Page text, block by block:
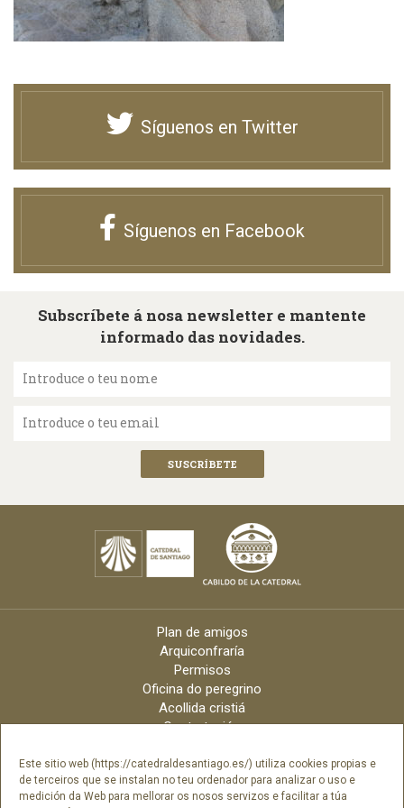
Este sitio web (https://catedraldesantiago.es/) utiliza cookies propias e
de terceiros que se instalan no teu ordenador para analizar o uso e
medición da Web para mellorar os nosos servizos e facilitar a túa
Síguenos en Twitter
Síguenos en Facebook
Subscríbete á nosa newsletter e mantente
informado das novidades.
Introduce o teu nome
Introduce o teu email
Plan de amigos
Arquiconfraría
Permisos
Oficina do peregrino
Acollida cristiá
Contratación
Arquidiócese
Créditos
Catálogo Dixital